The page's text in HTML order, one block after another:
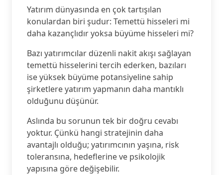
Yatırım dünyasında en çok tartışılan
konulardan biri şudur: Temettü hisseleri mi
daha kazançlıdır yoksa büyüme hisseleri mi?
Bazı yatırımcılar düzenli nakit akışı sağlayan
temettü hisselerini tercih ederken, bazıları
ise yüksek büyüme potansiyeline sahip
şirketlere yatırım yapmanın daha mantıklı
olduğunu düşünür.
Aslında bu sorunun tek bir doğru cevabı
yoktur. Çünkü hangi stratejinin daha
avantajlı olduğu; yatırımcının yaşına, risk
toleransına, hedeflerine ve psikolojik
yapısına göre değişebilir.